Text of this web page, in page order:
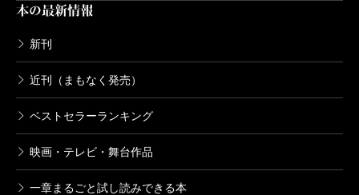
本の最新情報
新刊
近刊（まもなく発売）
ベストセラーランキング
映画・テレビ・舞台作品
一章まるごと試し読みできる本